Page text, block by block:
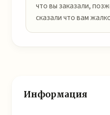
что вы заказали,
сказали что вам
Информация